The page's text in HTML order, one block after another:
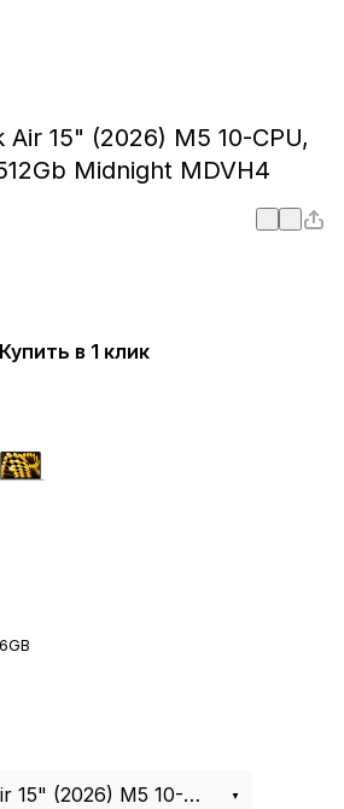
15" (2026) M5 10-CPU,
Midnight MDVH4
Купить в 1 клик
Apple MacBook Air 15" (2026) M5 10-CPU, 10-GPU, 16Gb, 512Gb Midnight MDVH4